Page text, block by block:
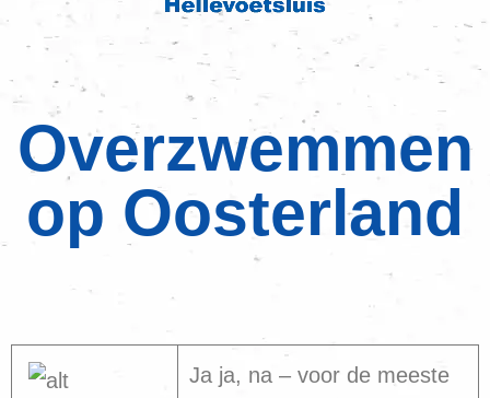
Overzwemmen
op Oosterland
Ja ja, na – voor de meeste